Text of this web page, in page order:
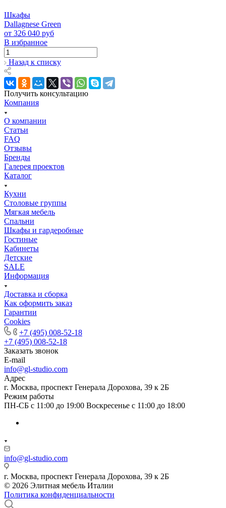
Шкафы
Dallagnese Green
от 326 040 руб
В избранное
Назад к списку
Получить консультацию
Компания
О компании
Статьи
FAQ
Отзывы
Бренды
Галерея проектов
Каталог
Кухни
Столовые группы
Мягкая мебель
Спальни
Шкафы и гардеробные
Гостиные
Кабинеты
Детские
SALE
Информация
Доставка и сборка
Как оформить заказ
Гapaнтии
Cookies
+7 (495) 008-52-18
+7 (495) 008-52-18
Заказать звонок
E-mail
info@gl-studio.com
Адрес
г. Москва, проспект Генерала Дорохова, 39 к 2Б
Режим работы
ПН-СБ с 11:00 до 19:00 Воскресенье с 11:00 до 18:00
info@gl-studio.com
г. Москва, проспект Генерала Дорохова, 39 к 2Б
© 2026 Элитнaя мeбeль Итaлии
Политика конфиденциальности